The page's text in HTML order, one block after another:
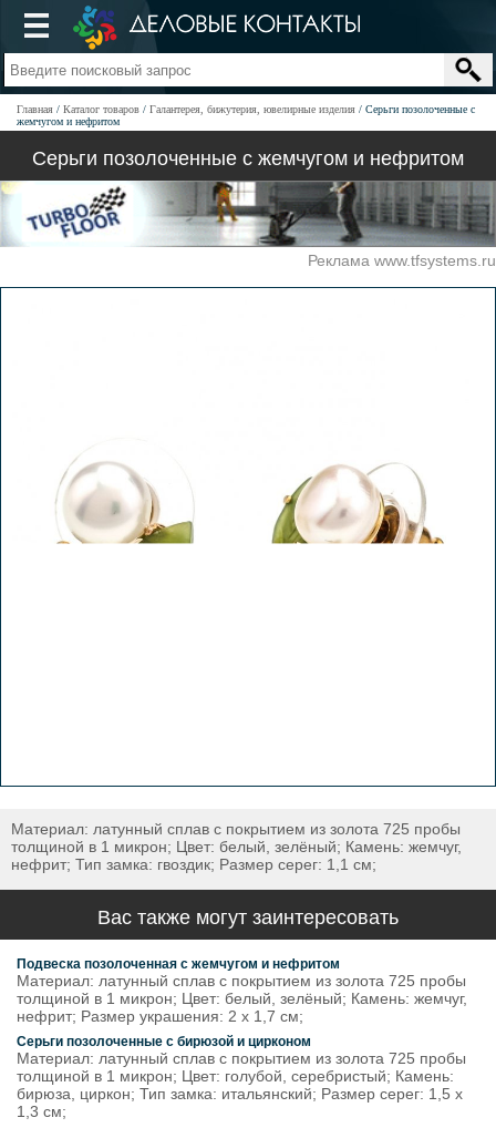
Главная Каталог товаров Галантерея, бижутерия, ювелирные изделия
Серьги позолоченные с
жемчугом и нефритом
Серьги позолоченные с жемчугом и нефритом
Реклама www.tfsystems.ru
Материал: латунный сплав с покрытием из золота 725 пробы
толщиной в 1 микрон; Цвет: белый, зелёный; Камень: жемчуг,
нефрит; Тип замка: гвоздик; Размер серег: 1,1 см;
Вас также могут заинтересовать
Подвеска позолоченная с жемчугом и нефритом
Материал: латунный сплав с покрытием из золота 725 пробы
толщиной в 1 микрон; Цвет: белый, зелёный; Камень: жемчуг,
нефрит; Размер украшения: 2 х 1,7 см;
Серьги позолоченные с бирюзой и цирконом
Материал: латунный сплав с покрытием из золота 725 пробы
толщиной в 1 микрон; Цвет: голубой, серебристый; Камень:
бирюза, циркон; Тип замка: итальянский; Размер серег: 1,5 х
1,3 см;